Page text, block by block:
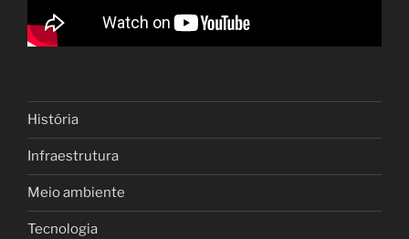
História
Infraestrutura
Meio ambiente
Tecnologia